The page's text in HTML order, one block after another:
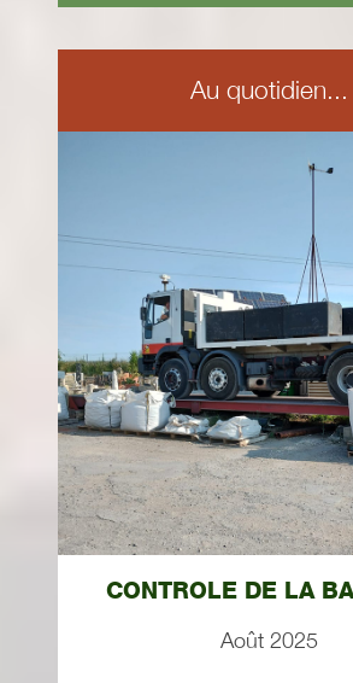
Au quotidien...
CONTROLE DE LA
Août 2025